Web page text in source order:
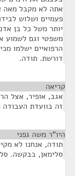
אתה לא מקבל מאה
פעמיים ושלוש
יותר משל כל בן
משפטי וגם לשמוע
הרפואיים ישלמו
דורשת. תודה.
קריאה
אגב, אופיר, אצל
זה בוועדת העבודה
היו"ר משה גפני
תודה, אנחנו לא
סלימאן, בבקשה.